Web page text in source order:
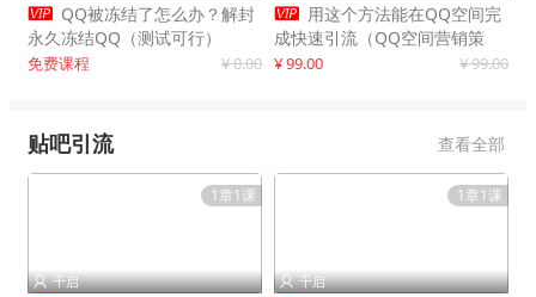
 QQ被冻结了怎么办？解封
永久冻结QQ（测试可行）
免费课程 ¥ 0.00
 用这个方法能在QQ空间完
成快速引流（QQ空间营销策
略）
¥ 99.00 ¥ 99.00
贴吧引流 查看全部
1章1课
 千启
1章1课
 千启